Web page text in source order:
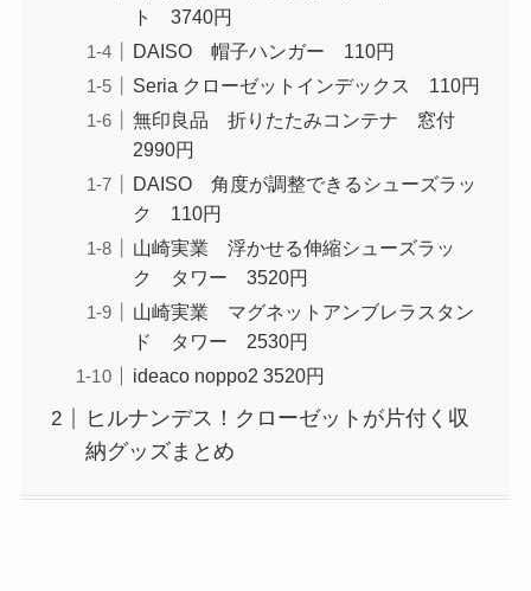
ト 3740円
DAISO 帽子ハンガー 110円
Seria クローゼットインデックス 110円
無印良品 折りたたみコンテナ 窓付
2990円
DAISO 角度が調整できるシューズラッ
ク 110円
山崎実業 浮かせる伸縮シューズラッ
ク タワー 3520円
山崎実業 マグネットアンブレラスタン
ド タワー 2530円
ideaco noppo2 3520円
ヒルナンデス！クローゼットが片付く収
納グッズまとめ